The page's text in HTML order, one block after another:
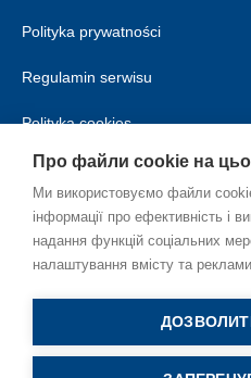
Polityka prywatności
Regulamin serwisu
Polityka cookies
Про файли cookie на
Ми використовуємо файли
інформації про ефективність і
надання функцій соціальних
налаштування вмісту та реклами